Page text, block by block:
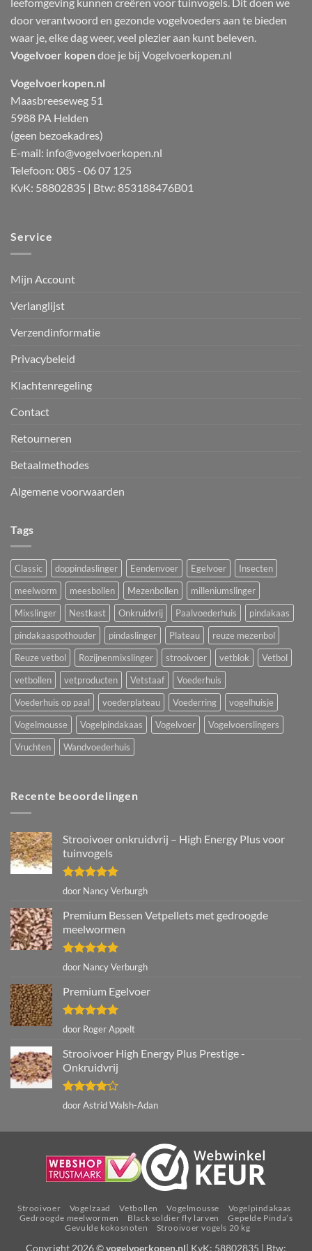
leefomgeving kunnen creëren voor tuinvogels. Dit doen we
door verantwoord en gezonde vogelvoeders aan te bieden
waar je, elke dag weer, veel plezier aan kunt beleven.
Vogelvoer kopendoe je bij Vogelvoerkopen.nl
Vogelvoerkopen.nl
Maasbreeseweg 51
5988 PA Helden
(geen bezoekadres)
E-mail: info@vogelvoerkopen.nl
Telefoon: 085 - 06 07 125
KvK: 58802835 | Btw: 853188476B01
Service
Mijn Account
Verlanglijst
Verzendinformatie
Privacybeleid
Klachtenregeling
Contact
Retourneren
Betaalmethodes
Algemene voorwaarden
Tags
Classic doppindaslinger Eendenvoer Egelvoer
Insecten
meelworm
meesbollen Mezenbollen
milleniumslinger
Mixslinger
Nestkast Onkruidvrij Paalvoederhuis
pindakaas
pindakaaspothouder
pindaslinger Plateau
reuze mezenbol
Reuze vetbol
Rozijnenmixslinger strooivoer vetblok
Vetbol
vetbollen
vetproducten Vetstaaf
Voederhuis
Voederhuis op paal
voederplateau Voederring
vogelhuisje
Vogelmousse
Vogelpindakaas Vogelvoer
Vogelvoerslingers
Vruchten
Wandvoederhuis
Recente beoordelingen
Strooivoer onkruidvrij – High Energy Plus voor
tuinvogels
Gewaardeerd
door Nancy Verburgh
Premium Bessen Vetpellets met gedroogde
meelwormen
Gewaardeerd
door Nancy Verburgh
Premium Egelvoer
Gewaardeerd
uit 5
door Roger Appelt
Strooivoer High Energy Plus Prestige -
Onkruidvrij
Gewaardeerd
door Astrid Walsh-Adan
Strooivoer Vogelzaad Vetbollen Vogelmousse
Vogelpindakaas
Gedroogde meelwormen
Black soldier fly larven
Gepelde Pinda’s
Gevulde kokosnoten
Strooivoer vogels 20 kg
Copyright 2026 ©vogelvoerkopen.nl| KvK: 58802835 | Btw: